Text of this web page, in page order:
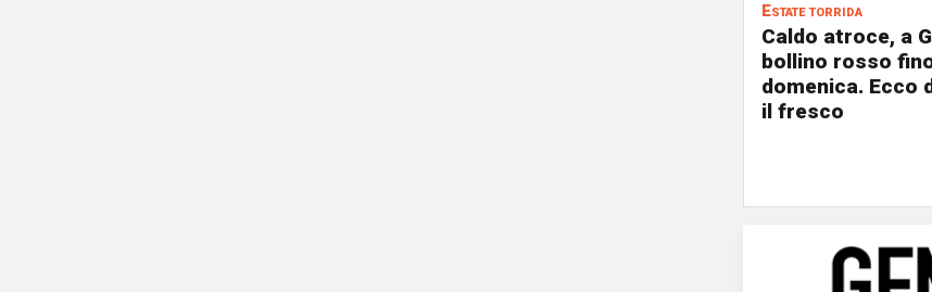
Estate torrida
Caldo atroce, a
bollino rosso
domenica. Ecco
il fresco